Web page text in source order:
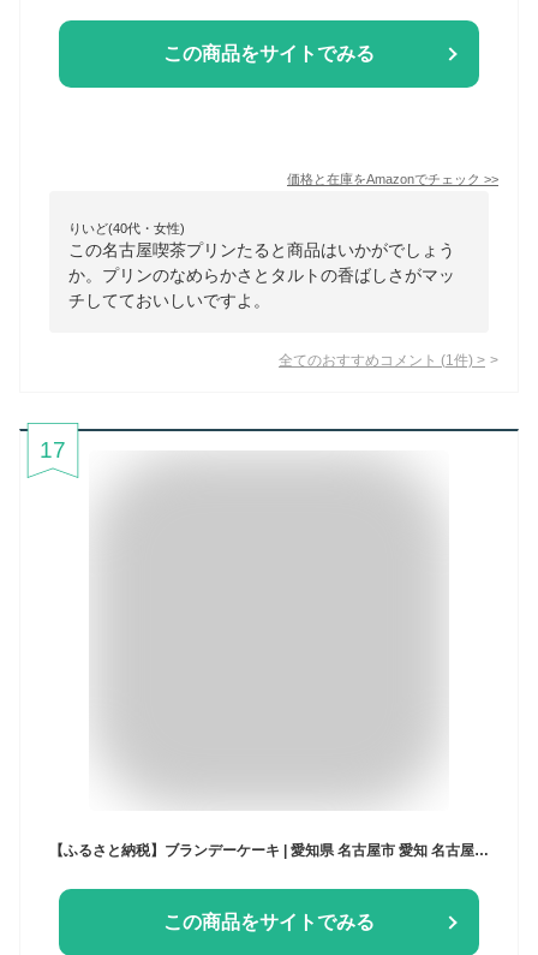
この商品をサイトでみる
価格と在庫をAmazonでチェック >>
りいど(40代・女性)
この名古屋喫茶プリンたると商品はいかがでしょう
か。プリンのなめらかさとタルトの香ばしさがマッ
チしてておいしいですよ。
全てのおすすめコメント (1 件) >
17
【ふるさと納税】ブランデーケーキ | 愛知県 名古屋市 愛知 名古屋 楽天ふるさと 納税 支援品 返礼品 支援 返礼 お取り寄せグルメ 取り寄せ グルメ お取り寄せ お菓子 おかし スイーツ お取り寄せスイーツ ケーキ スィーツ スウィーツ 洋菓子 酒ケーキ 菓子
この商品をサイトでみる